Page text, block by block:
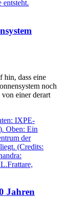
hin, dass eine
noch
einer derart
Jahren